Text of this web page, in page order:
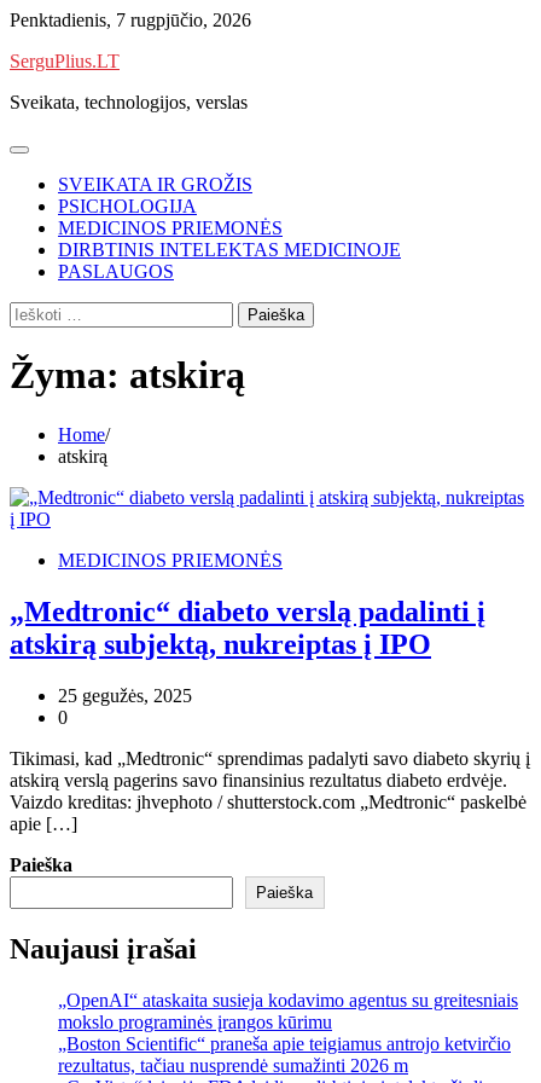
Skip
content
Penktadienis, 7 rugpjūčio, 2026
SerguPlius.LT
Sveikata, technologijos, verslas
SVEIKATA IR GROŽIS
PSICHOLOGIJA
MEDICINOS PRIEMONĖS
DIRBTINIS INTELEKTAS MEDICINOJE
PASLAUGOS
Ieškoti:
Žyma: atskirą
Home
atskirą
MEDICINOS PRIEMONĖS
„Medtronic“ diabeto verslą padalinti į
atskirą subjektą, nukreiptas į IPO
25 gegužės, 2025
0
Tikimasi, kad „Medtronic“ sprendimas padalyti savo diabeto skyrių į
atskirą verslą pagerins savo finansinius rezultatus diabeto erdvėje.
Vaizdo kreditas: jhvephoto / shutterstock.com „Medtronic“ paskelbė
apie […]
Paieška
Paieška
Naujausi įrašai
„OpenAI“ ataskaita susieja kodavimo agentus su greitesniais
mokslo programinės įrangos kūrimu
„Boston Scientific“ praneša apie teigiamus antrojo ketvirčio
rezultatus, tačiau nusprendė sumažinti 2026 m